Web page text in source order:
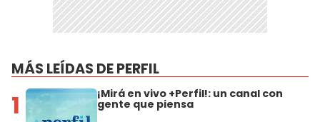
MÁS LEÍDAS DE PERFIL
1 ¡Mirá en vivo +Perfil!: un canal con
gente que piensa